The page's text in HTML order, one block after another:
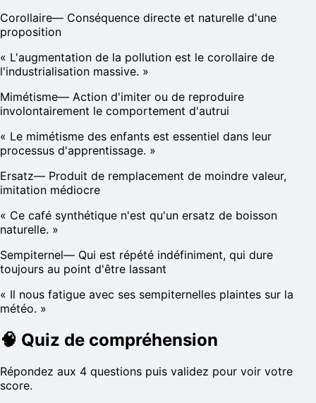
Corollaire— Conséquence directe et naturelle d'une
proposition
« L'augmentation de la pollution est le corollaire de
l'industrialisation massive. »
Mimétisme— Action d'imiter ou de reproduire
involontairement le comportement d'autrui
« Le mimétisme des enfants est essentiel dans leur
processus d'apprentissage. »
Ersatz— Produit de remplacement de moindre valeur,
imitation médiocre
« Ce café synthétique n'est qu'un ersatz de boisson
naturelle. »
Sempiternel— Qui est répété indéfiniment, qui dure
toujours au point d'être lassant
« Il nous fatigue avec ses sempiternelles plaintes sur la
météo. »
🧠 Quiz de compréhension
Répondez aux 4 questions puis validez pour voir votre
score.